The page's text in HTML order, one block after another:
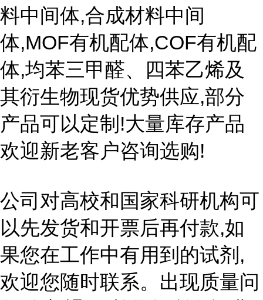
料中间体,合成材料中间
体,MOF有机配体,COF有机配
体,均苯三甲醛、四苯乙烯及
其衍生物现货优势供应,部分
产品可以定制!大量库存产品
欢迎新老客户咨询选购!
公司对高校和国家科研机构可
以先发货和开票后再付款,如
果您在工作中有用到的试剂,
欢迎您随时联系。出现质量问